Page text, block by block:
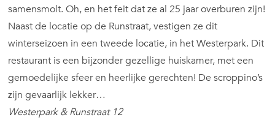
samensmolt. Oh, en het feit dat ze al 25 jaar overburen zijn!
Naast de locatie op de Runstraat, vestigen ze dit
winterseizoen in een tweede locatie, in het Westerpark. Dit
restaurant is een bijzonder gezellige huiskamer, met een
gemoedelijke sfeer en heerlijke gerechten! De scroppino’s
zijn gevaarlijk lekker…
Westerpark & Runstraat 12